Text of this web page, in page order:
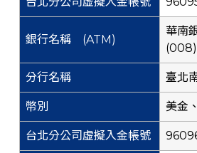
華南
(008)
臺北
美金